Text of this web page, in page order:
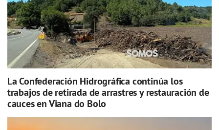
La Confederación Hidrográfica continúa los
trabajos de retirada de arrastres y restauración de
cauces en Viana do Bolo